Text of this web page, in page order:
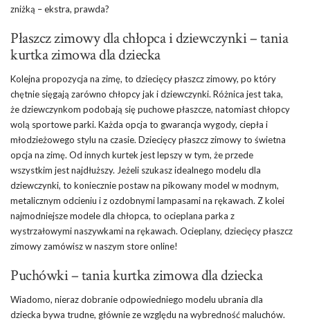
zniżką – ekstra, prawda?
Płaszcz zimowy dla chłopca i dziewczynki – tania
kurtka zimowa dla dziecka
Kolejna propozycja na zimę, to dziecięcy płaszcz zimowy, po który
chętnie sięgają zarówno chłopcy jak i dziewczynki. Różnica jest taka,
że dziewczynkom podobają się puchowe płaszcze, natomiast chłopcy
wolą sportowe parki. Każda opcja to gwarancja wygody, ciepła i
młodzieżowego stylu na czasie. Dziecięcy płaszcz zimowy to świetna
opcja na zimę. Od innych kurtek jest lepszy w tym, że przede
wszystkim jest najdłuższy. Jeżeli szukasz idealnego modelu dla
dziewczynki, to koniecznie postaw na pikowany model w modnym,
metalicznym odcieniu i z ozdobnymi lampasami na rękawach. Z kolei
najmodniejsze modele dla chłopca, to ocieplana parka z
wystrzałowymi naszywkami na rękawach. Ocieplany, dziecięcy płaszcz
zimowy zamówisz w naszym store online!
Puchówki – tania kurtka zimowa dla dziecka
Wiadomo, nieraz dobranie odpowiedniego modelu ubrania dla
dziecka bywa trudne, głównie ze względu na wybredność maluchów.